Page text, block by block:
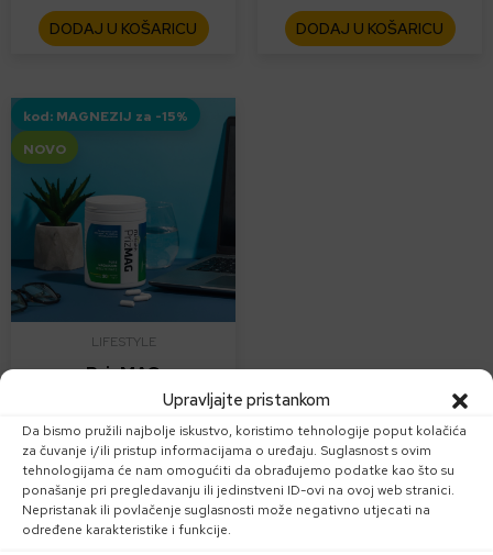
Upravljajte pristankom
Da bismo pružili najbolje iskustvo, koristimo tehnologije poput kolačića
za čuvanje i/ili pristup informacijama o uređaju. Suglasnost s ovim
tehnologijama će nam omogućiti da obrađujemo podatke kao što su
ponašanje pri pregledavanju ili jedinstveni ID-ovi na ovoj web stranici.
Nepristanak ili povlačenje suglasnosti može negativno utjecati na
određene karakteristike i funkcije.
DODAJ U KOŠARICU DODAJ U KOŠARICU
kod: MAGNEZIJ za -15%
NOVO
LIFESTYLE
PrizMAG
magnezijev bisglicinat
24,96€